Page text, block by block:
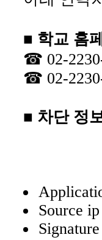
■ 학교 홈
☎ 02-
☎ 02-
■ 차단 정
Source